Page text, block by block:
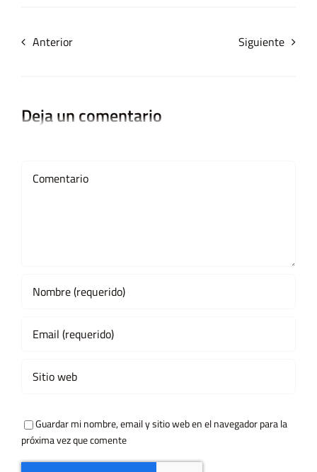
Anterior Siguiente
Deja un comentario
Guardar mi nombre, email y sitio web en el navegador para la
próxima vez que comente